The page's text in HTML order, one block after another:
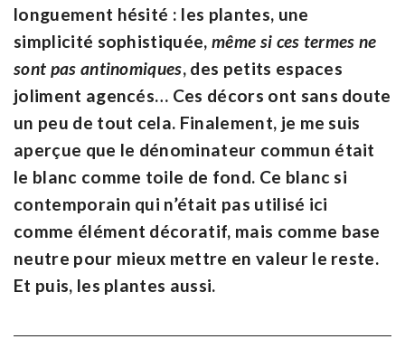
longuement hésité : les plantes, une
simplicité sophistiquée,même si ces termes ne
sont pas antinomiques, des petits espaces
joliment agencés… Ces décors ont sans doute
un peu de tout cela. Finalement, je me suis
aperçue que le dénominateur commun était
le blanc comme toile de fond. Ce blanc si
contemporain qui n’était pas utilisé ici
comme élément décoratif, mais comme base
neutre pour mieux mettre en valeur le reste.
Et puis, les plantes aussi.